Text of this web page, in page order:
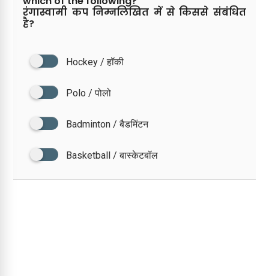
रंगास्वामी कप निम्नलिखित में से किससे संबंधित
है?
Hockey / हॉकी
Polo / पोलो
Badminton / बैडमिंटन
Basketball / बास्केटबॉल